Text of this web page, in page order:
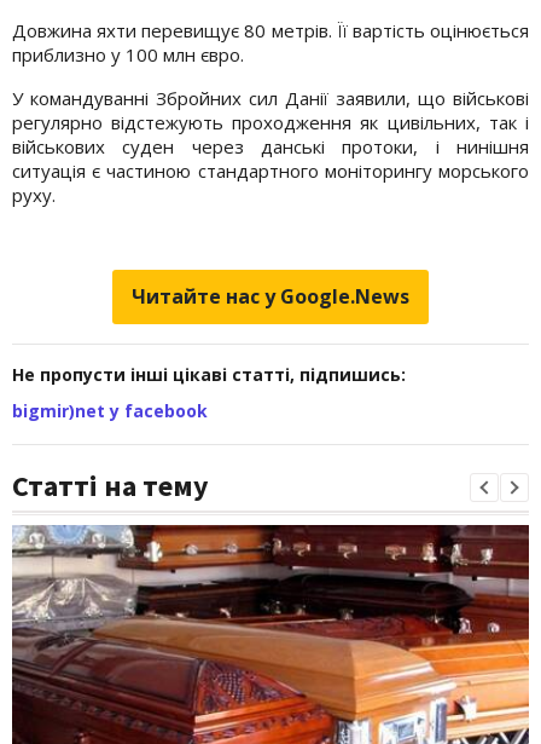
Довжина яхти перевищує 80 метрів. Її вартість оцінюється
приблизно у 100 млн євро.
У командуванні Збройних сил Данії заявили, що військові
регулярно відстежують проходження як цивільних, так і
військових суден через данські протоки, і нинішня
ситуація є частиною стандартного моніторингу морського
руху.
Читайте нас у Google.News
Не пропусти інші цікаві статті, підпишись:
bigmir)net у facebook
Статті на тему